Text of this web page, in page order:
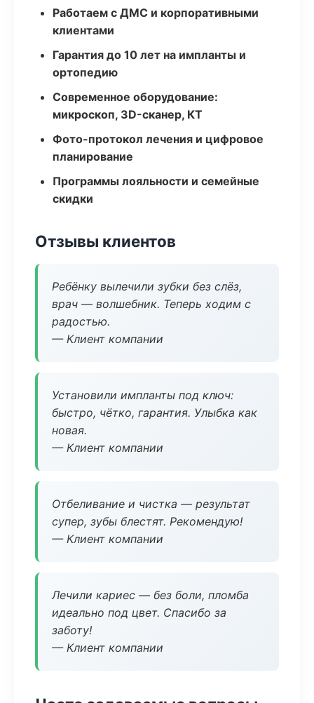
Работаем с ДМС и корпоративными
клиентами
Гарантия до 10 лет на импланты и
ортопедию
Современное оборудование:
микроскоп, 3D-сканер, КТ
Фото-протокол лечения и цифровое
планирование
Программы лояльности и семейные
скидки
Отзывы клиентов
Ребёнку вылечили зубки без слёз,
врач — волшебник. Теперь ходим с
радостью.
— Клиент компании
Установили импланты под ключ:
быстро, чётко, гарантия. Улыбка как
новая.
— Клиент компании
Отбеливание и чистка — результат
супер, зубы блестят. Рекомендую!
— Клиент компании
Лечили кариес — без боли, пломба
идеально под цвет. Спасибо за
заботу!
— Клиент компании